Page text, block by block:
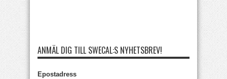
ANMÄL DIG TILL SWECAL:S NYHETSBREV!
Epostadress